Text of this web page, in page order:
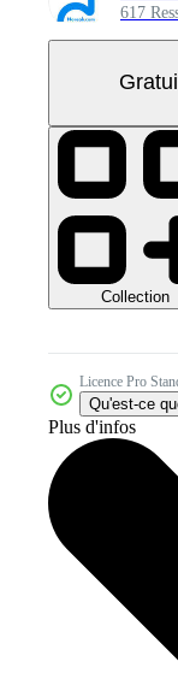
617
Collection
Licence Pro
Qu'est-ce
Plus d'infos